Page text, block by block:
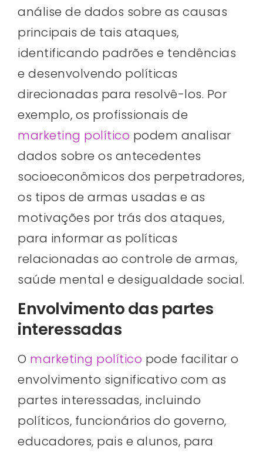
análise de dados sobre as causas
principais de tais ataques,
identificando padrões e tendências
e desenvolvendo políticas
direcionadas para resolvê-los. Por
exemplo, os profissionais de
marketing político podem analisar
dados sobre os antecedentes
socioeconômicos dos perpetradores,
os tipos de armas usadas e as
motivações por trás dos ataques,
para informar as políticas
relacionadas ao controle de armas,
saúde mental e desigualdade social.
Envolvimento das partes
interessadas
O marketing político pode facilitar o
envolvimento significativo com as
partes interessadas, incluindo
políticos, funcionários do governo,
educadores, pais e alunos, para